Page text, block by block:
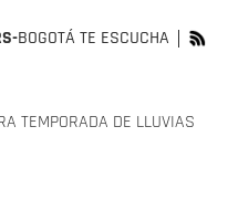
BOGOTÁ TE ESCUCHA
TEMPORADA DE LLUVIAS